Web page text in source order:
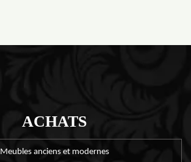
ACHATS
Meubles anciens et modernes